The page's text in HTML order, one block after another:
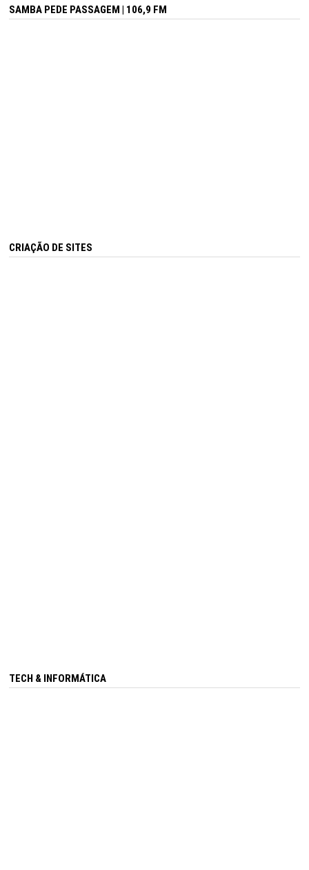
SAMBA PEDE PASSAGEM | 106,9 FM
CRIAÇÃO DE SITES
TECH & INFORMÁTICA